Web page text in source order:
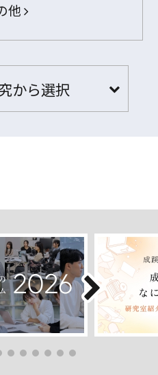
他
から選択